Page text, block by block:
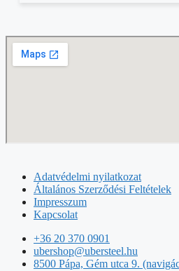
Adatvédelmi nyilatkozat
Általános Szerződési Feltételek
Impresszum
Kapcsolat
+36 20 370 0901
ubershop@ubersteel.hu
8500 Pápa, Gém utca 9.